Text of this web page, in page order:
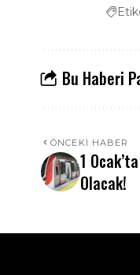
Bu Haberi
ÖNCEKI HABER
1
Olacak!